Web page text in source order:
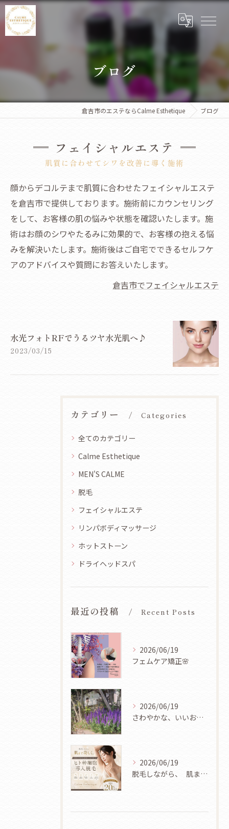
ブログ
倉吉市のエステならCalme Esthetique ブログ
フェイシャルエステ
肌質に合わせてシワを改善に導く施術
顔からデコルテまで肌質に合わせたフェイシャルエステ
を倉吉市で提供しております。施術前にカウンセリング
をして、お客様の肌の悩みや状態を確認いたします。施
術はお顔のシワやたるみに効果的で、お客様の抱える悩
みを解決いたします。施術後はご自宅でできるセルフケ
アのアドバイスや質問にお答えいたします。
倉吉市でフェイシャルエステ
水光フォトRFでうるツヤ水光肌へ♪
2023/03/15
カテゴリー Categories
全てのカテゴリー
Calme Esthetique
MEN'S CALME
脱毛
フェイシャルエステ
リンパボディマッサージ
ホットストーン
ドライヘッドスパ
最近の投稿 Recent Posts
2026/06/19
フェムケア矯正🌸
2026/06/19
さわやかな、いいお天気ですね🌿✨
2026/06/19
脱毛しながら、 肌まで美しく✨